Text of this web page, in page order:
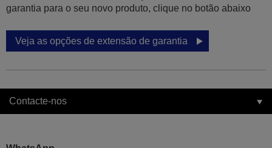
garantia para o seu novo produto, clique no botão abaixo
Veja as opções de extensão de garantia
Contacte-nos